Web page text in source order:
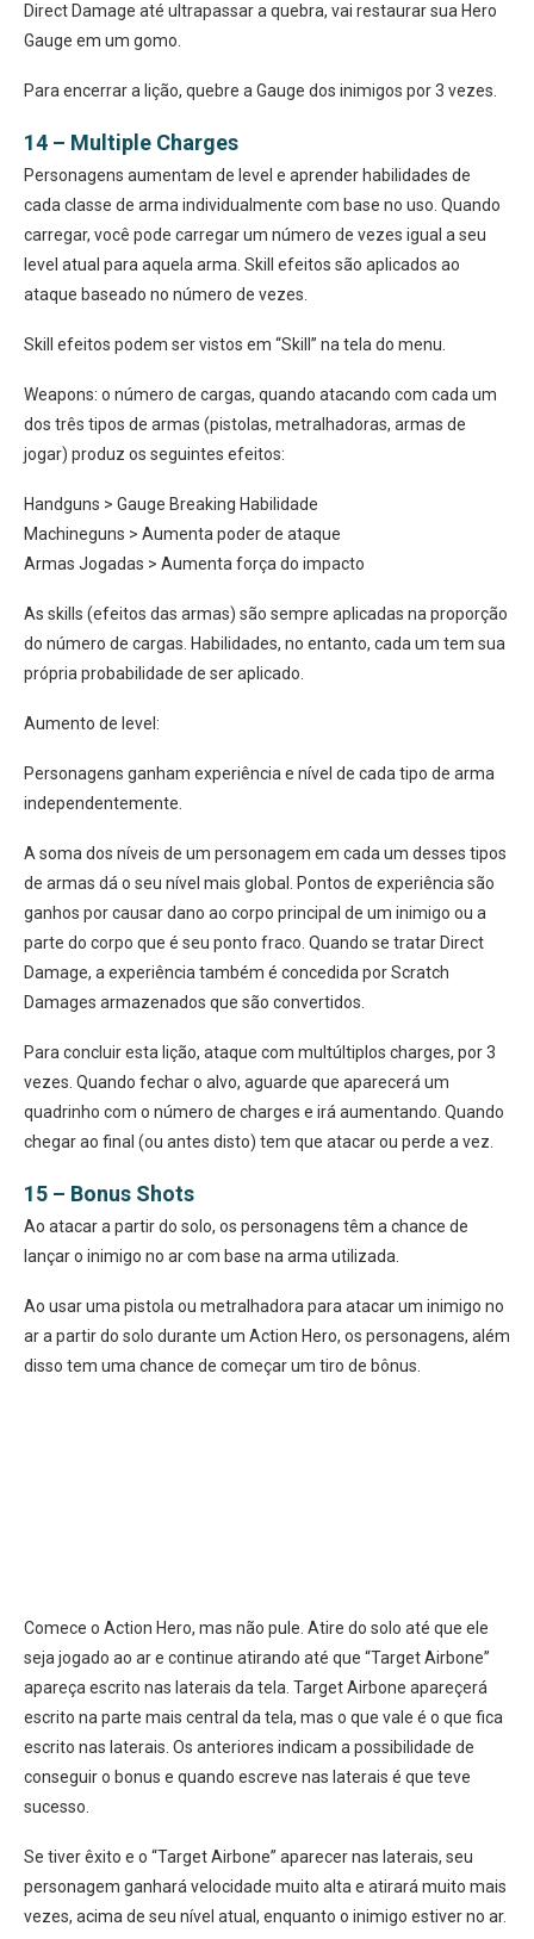
Direct Damage até ultrapassar a quebra, vai restaurar sua Hero
Gauge em um gomo.
Para encerrar a lição, quebre a Gauge dos inimigos por 3 vezes.
14 – Multiple Charges
Personagens aumentam de level e aprender habilidades de
cada classe de arma individualmente com base no uso. Quando
carregar, você pode carregar um número de vezes igual a seu
level atual para aquela arma. Skill efeitos são aplicados ao
ataque baseado no número de vezes.
Skill efeitos podem ser vistos em “Skill” na tela do menu.
Weapons: o número de cargas, quando atacando com cada um
dos três tipos de armas (pistolas, metralhadoras, armas de
jogar) produz os seguintes efeitos:
Handguns > Gauge Breaking Habilidade
Machineguns > Aumenta poder de ataque
Armas Jogadas > Aumenta força do impacto
As skills (efeitos das armas) são sempre aplicadas na proporção
do número de cargas. Habilidades, no entanto, cada um tem sua
própria probabilidade de ser aplicado.
Aumento de level:
Personagens ganham experiência e nível de cada tipo de arma
independentemente.
A soma dos níveis de um personagem em cada um desses tipos
de armas dá o seu nível mais global. Pontos de experiência são
ganhos por causar dano ao corpo principal de um inimigo ou a
parte do corpo que é seu ponto fraco. Quando se tratar Direct
Damage, a experiência também é concedida por Scratch
Damages armazenados que são convertidos.
Para concluir esta lição, ataque com multúltiplos charges, por 3
vezes. Quando fechar o alvo, aguarde que aparecerá um
quadrinho com o número de charges e irá aumentando. Quando
chegar ao final (ou antes disto) tem que atacar ou perde a vez.
15 – Bonus Shots
Ao atacar a partir do solo, os personagens têm a chance de
lançar o inimigo no ar com base na arma utilizada.
Ao usar uma pistola ou metralhadora para atacar um inimigo no
ar a partir do solo durante um Action Hero, os personagens, além
disso tem uma chance de começar um tiro de bônus.
Comece o Action Hero, mas não pule. Atire do solo até que ele
seja jogado ao ar e continue atirando até que “Target Airbone”
apareça escrito nas laterais da tela. Target Airbone apareçerá
escrito na parte mais central da tela, mas o que vale é o que fica
escrito nas laterais. Os anteriores indicam a possibilidade de
conseguir o bonus e quando escreve nas laterais é que teve
sucesso.
Se tiver êxito e o “Target Airbone” aparecer nas laterais, seu
personagem ganhará velocidade muito alta e atirará muito mais
vezes, acima de seu nível atual, enquanto o inimigo estiver no ar.